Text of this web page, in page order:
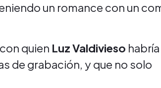
un romance con un
quien Luz Valdivieso
de grabación, y que no solo